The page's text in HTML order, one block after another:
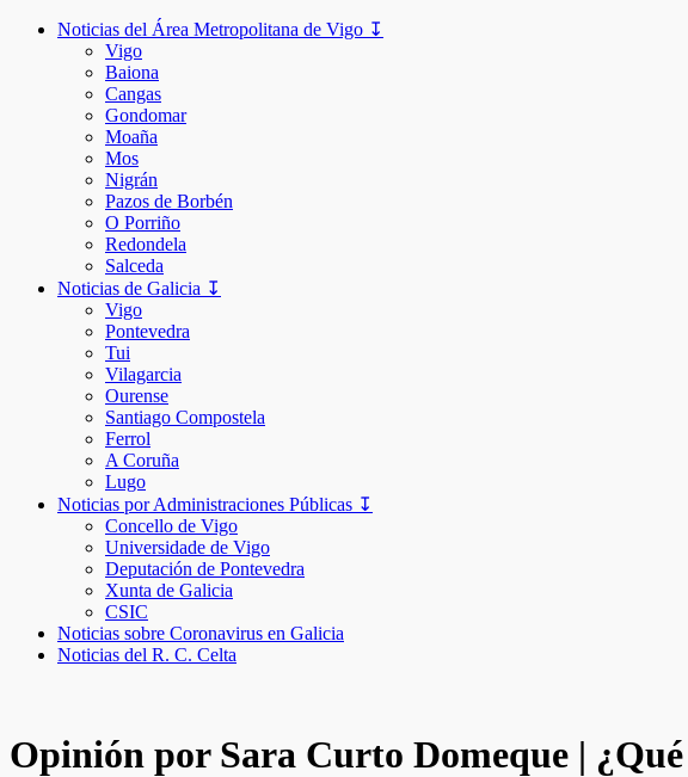
Noticias del Área Metropolitana de Vigo ↧
Vigo
Baiona
Cangas
Gondomar
Moaña
Mos
Nigrán
Pazos de Borbén
O Porriño
Redondela
Salceda
Noticias de Galicia ↧
Vigo
Pontevedra
Tui
Vilagarcia
Ourense
Santiago Compostela
Ferrol
A Coruña
Lugo
Noticias por Administraciones Públicas ↧
Concello de Vigo
Universidade de Vigo
Deputación de Pontevedra
Xunta de Galicia
CSIC
Noticias sobre Coronavirus en Galicia
Noticias del R. C. Celta
Opinión por Sara Curto Domeque |